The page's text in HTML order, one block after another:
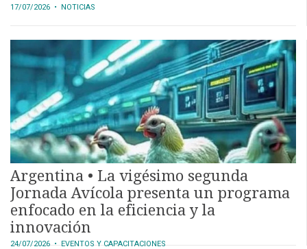
CAPACITACIONES
CALENDARIO
MEDIA KIT
TEMAS DESTACADOS
AVICULTURA
PRODUCCIÓN
TECNOLOGÍA
POLLO
AVIGE
ARGENTINA
MERCADO
17/07/2026 • NOTICIAS
Argentina • La vigésimo segunda
Jornada Avícola presenta un programa
enfocado en la eficiencia y la
innovación
24/07/2026 • EVENTOS Y CAPACITACIONES